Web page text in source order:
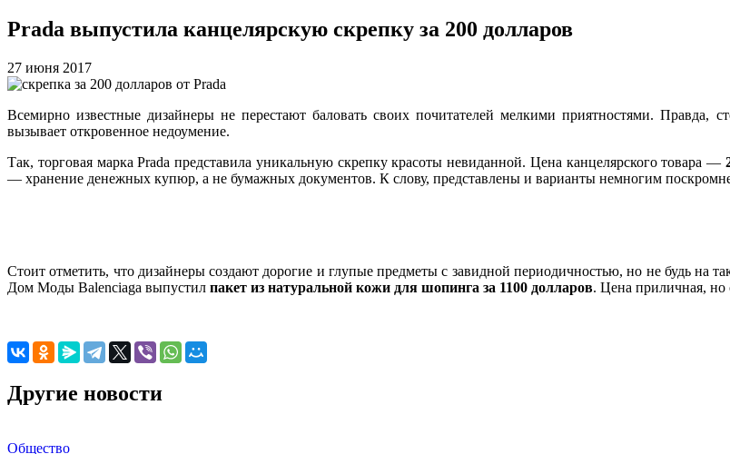
Prada выпустила канцелярскую скрепку за 200 долларов
27 июня 2017
Всемирно известные дизайнеры не перестают баловать своих почитателей мелкими приятностями. Правда,
вызывает откровенное недоумение.
Так, торговая марка Prada представила уникальную скрепку красоты невиданной. Цена канцелярского товара —
— хранение денежных купюр, а не бумажных документов. К слову, представлены и варианты немногим
Стоит отметить, что дизайнеры создают дорогие и глупые предметы с завидной периодичностью, но не будь на
Дом Моды Balenciaga выпустил пакет из натуральной кожи для шопинга за 1100 долларов. Цена приличная, но
Другие новости
Общество